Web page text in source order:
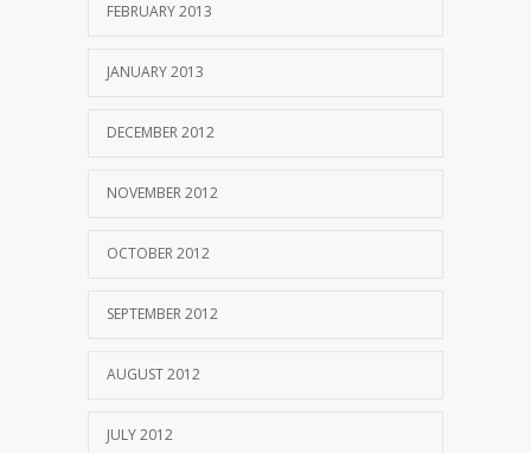
FEBRUARY 2013
JANUARY 2013
DECEMBER 2012
NOVEMBER 2012
OCTOBER 2012
SEPTEMBER 2012
AUGUST 2012
JULY 2012